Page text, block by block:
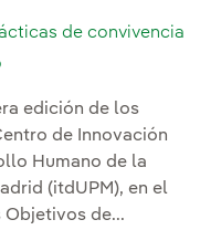
de convivencia
edición de los
de Innovación
Humano de la
(itdUPM), en el
de...